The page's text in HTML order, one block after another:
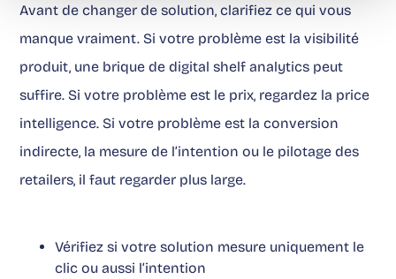
Avant de changer de solution, clarifiez ce qui vous
manque vraiment. Si votre problème est la visibilité
produit, une brique de digital shelf analytics peut
suffire. Si votre problème est le prix, regardez la price
intelligence. Si votre problème est la conversion
indirecte, la mesure de l’intention ou le pilotage des
retailers, il faut regarder plus large.
Vérifiez si votre solution mesure uniquement le
clic ou aussi l’intention